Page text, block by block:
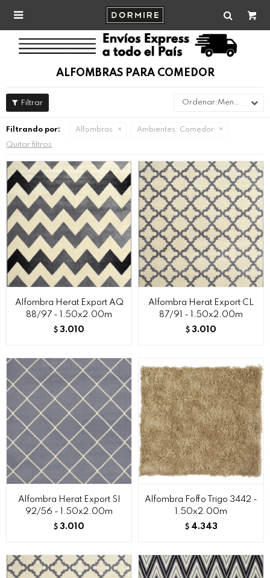

ALFOMBRAS PARA COMEDOR
Menor precio
Filtrando por: Alfombras Ambientes: Comedor
Quitar filtros
Alfombra Herat Export AQ
88/97 - 1.50x2.00m
$ 3.010
Alfombra Herat Export CL
87/91 - 1.50x2.00m
$ 3.010
Alfombra Herat Export SI
92/56 - 1.50x2.00m
$ 3.010
Alfombra Foffo Trigo 3442 -
1.50x2.00m
$ 4.343